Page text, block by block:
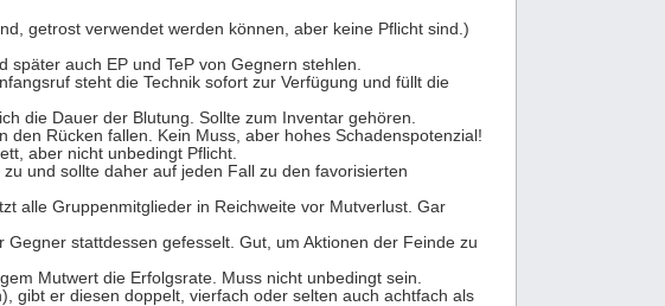
getrost verwendet werden können, aber keine Pflicht sind.)
auch EP und TeP von Gegnern stehlen.
steht die Technik sofort zur Verfügung und füllt die
die Dauer der Blutung. Sollte zum Inventar gehören.
Rücken fallen. Kein Muss, aber hohes Schadenspotenzial!
aber nicht unbedingt Pflicht.
und sollte daher auf jeden Fall zu den favorisierten
alle Gruppenmitglieder in Reichweite vor Mutverlust. Gar
stattdessen gefesselt. Gut, um Aktionen der Feinde zu
Mutwert die Erfolgsrate. Muss nicht unbedingt sein.
gibt er diesen doppelt, vierfach oder selten auch achtfach als